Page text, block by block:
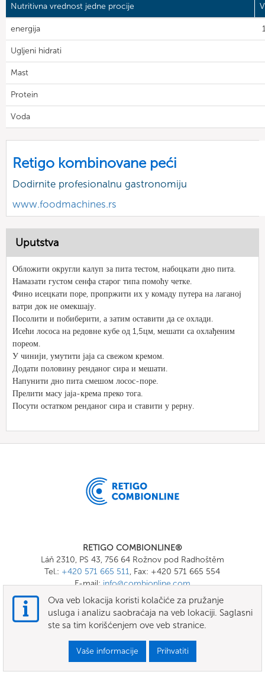
Nutritivna vrednost jedne procije
energija
Ugljeni hidrati
Mast
Protein
Voda
Retigo kombinovane peći
Dodirnite profesionalnu gastronomiju
www.foodmachines.rs
Uputstva
Обложити округли калуп за пита тестом, набоцкати дно пита.
Намазати густом сенфа старог типа помоћу четке.
Фино исецкати поре, пропржити их у комаду путера на лаганој
ватри док не омекшају.
Посолити и побиберити, а затим оставити да се охлади.
Исећи лососа на редовне кубе од 1,5цм, мешати са охлађеним
пореом.
У чинији, умутити јаја са свежом кремом.
Додати половину ренданог сира и мешати.
Напунити дно пита смешом лосос-поре.
Прелити масу јаја-крема преко тога.
Посути остатком ренданог сира и ставити у рерну.
RETIGO COMBIONLINE®
Láň 2310, PS 43, 756 64 Rožnov pod Radhoštěm
Tel.: +420 571 665 511, Fax: +420 571 665 554
E-mail:info@combionline.com
OnlineMenu
uslovi
Ova veb lokacija koristi kolačiće za pružanje
usluga i analizu saobraćaja na veb lokaciji. Saglasni
ste sa tim korišćenjem ove veb stranice.
Vaše informacije Prihvatiti